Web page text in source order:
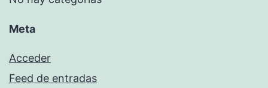
Meta
Acceder
Feed de entradas